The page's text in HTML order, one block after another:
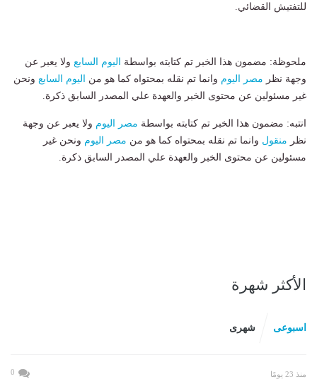
للتفتيش القضائي.
ملحوظة: مضمون هذا الخبر تم كتابته بواسطة اليوم السابع ولا يعبر عن
وجهة نظر مصر اليوم وانما تم نقله بمحتواه كما هو من اليوم السابع ونحن
غير مسئولين عن محتوى الخبر والعهدة علي المصدر السابق ذكرة.
انتبه: مضمون هذا الخبر تم كتابته بواسطة مصر اليوم ولا يعبر عن وجهة
نظر منقول وانما تم نقله بمحتواه كما هو من مصر اليوم ونحن غير
مسئولين عن محتوى الخبر والعهدة علي المصدر السابق ذكرة.
الأكثر شهرة
اسبوعى شهرى
منذ 23 يومًا 0